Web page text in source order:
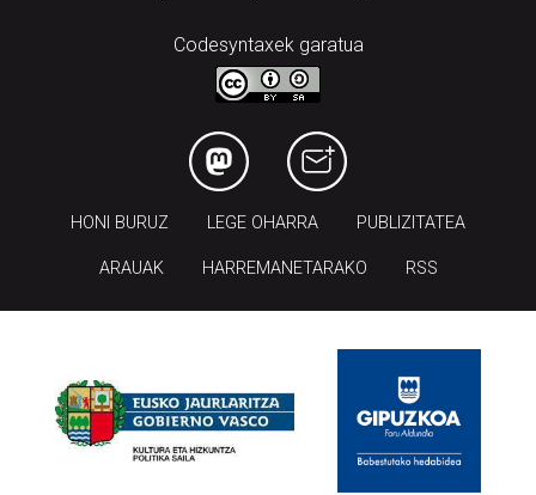
Codesyntaxek garatua
HONI BURUZ LEGE OHARRA PUBLIZITATEA
ARAUAK HARREMANETARAKO RSS